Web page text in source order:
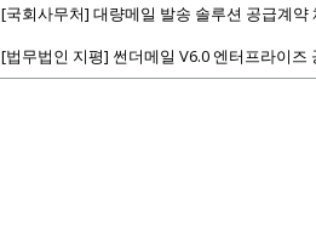
[국회사무처] 대량메일 발송 솔루션 공급계약
[법무법인 지평] 썬더메일 V6.0 엔터프라이즈